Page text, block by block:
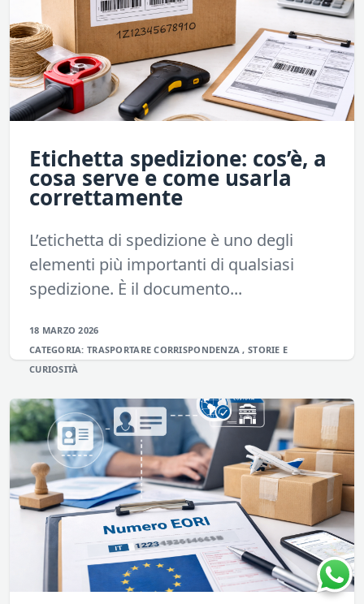
Etichetta spedizione: cos’è, a
cosa serve e come usarla
correttamente
L’etichetta di spedizione è uno degli
elementi più importanti di qualsiasi
spedizione. È il documento...
18 MARZO 2026
CATEGORIA:TRASPORTARECORRISPONDENZA,STORIE E
CURIOSITÀ